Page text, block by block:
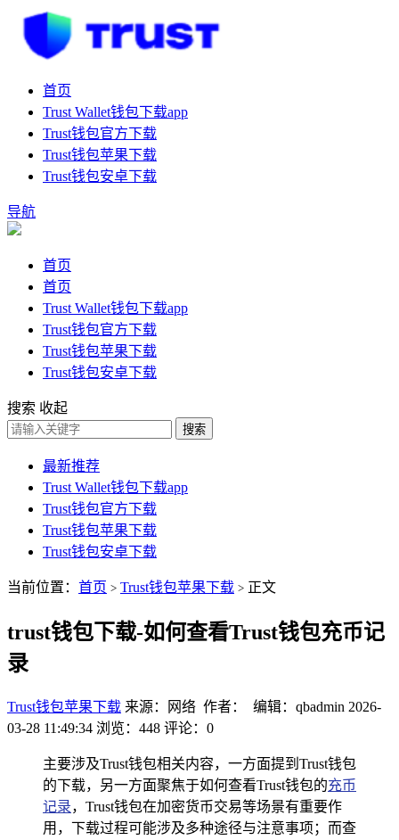
首页
Trust Wallet钱包下载app
Trust钱包官方下载
Trust钱包苹果下载
Trust钱包安卓下载
导航
首页
首页
Trust Wallet钱包下载app
Trust钱包官方下载
Trust钱包苹果下载
Trust钱包安卓下载
搜索 收起
搜索
最新推荐
Trust Wallet钱包下载app
Trust钱包官方下载
Trust钱包苹果下载
Trust钱包安卓下载
当前位置： 首页 > Trust钱包苹果下载 > 正文
trust钱包下载-如何查看Trust钱包充币记
录
Trust钱包苹果下载 来源：网络 作者： 编辑：qbadmin 2026-
03-28 11:49:34 浏览：448 评论：0
主要涉及Trust钱包相关内容，一方面提到Trust钱包
的下载，另一方面聚焦于如何查看Trust钱包的充币
记录，Trust钱包在加密货币交易等场景有重要作
用，下载过程可能涉及多种途径与注意事项；而查